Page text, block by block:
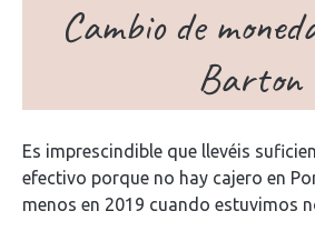
Cambio de
Barton
Es imprescindible que llevéis
efectivo porque no hay cajero en
menos en 2019 cuando estuvimos